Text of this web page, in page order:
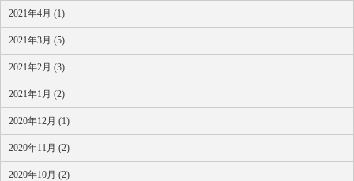
2021年4月 (1)
2021年3月 (5)
2021年2月 (3)
2021年1月 (2)
2020年12月 (1)
2020年11月 (2)
2020年10月 (2)